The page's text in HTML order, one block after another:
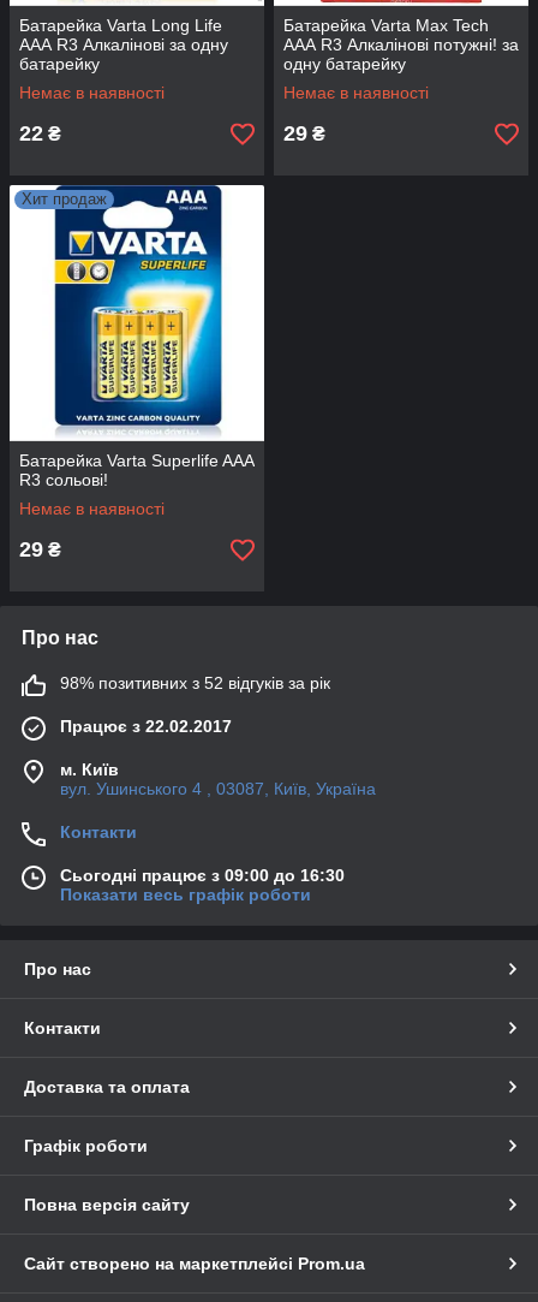
Батарейка Varta Long Life
ААА R3 Алкалінові за одну
батарейку
Немає в наявності
22 ₴
Батарейка Varta Max Tech
ААА R3 Алкалінові потужні! за
одну батарейку
Немає в наявності
29 ₴
Хит продаж
Батарейка Varta Superlife AAA
R3 сольові!
Немає в наявності
29 ₴
Про нас
98% позитивних з 52 відгуків за рік
Працює з 22.02.2017
м. Київ
вул. Ушинського 4 , 03087, Київ, Україна
Контакти
Сьогодні працює з 09:00 до 16:30
Показати весь графік роботи
Про нас
Контакти
Доставка та оплата
Графік роботи
Повна версія сайту
Сайт створено на маркетплейсі Prom.ua